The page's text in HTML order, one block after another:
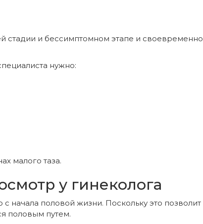
стадии и бессимптомном этапе и своевременно
нужно:
малого таза.
у гинеколога
начала половой жизни. Поскольку это позволит
половым путем.